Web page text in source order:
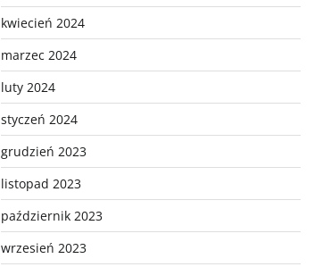
kwiecień 2024
marzec 2024
luty 2024
styczeń 2024
grudzień 2023
listopad 2023
październik 2023
wrzesień 2023